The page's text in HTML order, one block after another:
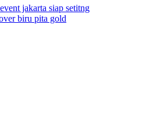
jakarta siap setitng
biru pita gold